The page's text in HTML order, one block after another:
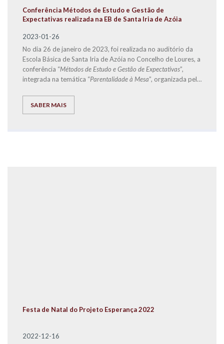
Conferência Métodos de Estudo e Gestão de
Expectativas realizada na EB de Santa Iria de Azóia
2023-01-26
No dia 26 de janeiro de 2023, foi realizada no auditório da
Escola Básica de Santa Iria de Azóia no Concelho de Loures, a
conferência “Métodos de Estudo e Gestão de Expectativas”,
integrada na temática “Parentalidade à Mesa”, organizada pela
EXPLICOLÂNDIA
SABER MAIS
Festa de Natal do Projeto Esperança 2022
2022-12-16